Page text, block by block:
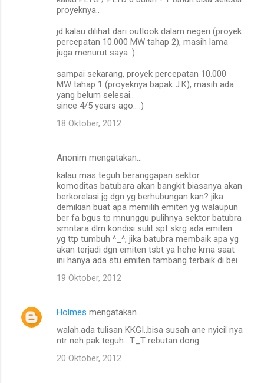
proyeknya..
jd kalau dilihat dari outlook dalam negeri (proyek
percepatan 10.000 MW tahap 2), masih lama
juga menurut saya :)..
sampai sekarang, proyek percepatan 10.000
MW tahap 1 (proyeknya bapak J.K), masih ada
yang belum selesai..
since 4/5 years ago.. :)
18 Oktober, 2012
Anonim mengatakan…
kalau mas teguh beranggapan sektor
komoditas batubara akan bangkit biasanya akan
berkorelasi jg dgn yg berhubungan kan? jika
demikian buat apa memilih emiten yg walaupun
ber fa bgus tp mnunggu pulihnya sektor batubra
smntara dlm kondisi sulit spt skrg ada emiten
yg ttp tumbuh ^_^, jika batubra membaik apa yg
akan terjadi dgn emiten tsbt ya hehe krna saat
ini hanya ada stu emiten tambang terbaik di bei
19 Oktober, 2012
Holmes mengatakan…
walah.ada tulisan KKGI..bisa susah ane nyicil nya
ntr neh pak teguh.. T_T rebutan dong
20 Oktober, 2012